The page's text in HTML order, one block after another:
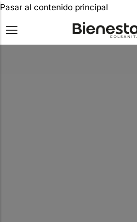
Pasar al contenido principal